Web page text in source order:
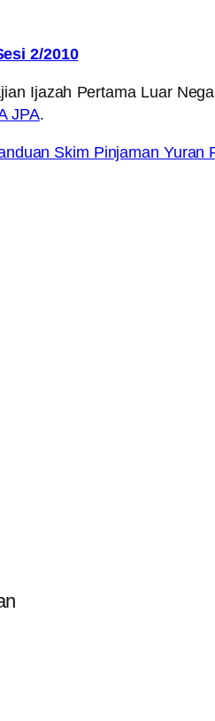
2/2010
Ijazah Pertama Luar
JPA.
Skim Pinjaman Yuran